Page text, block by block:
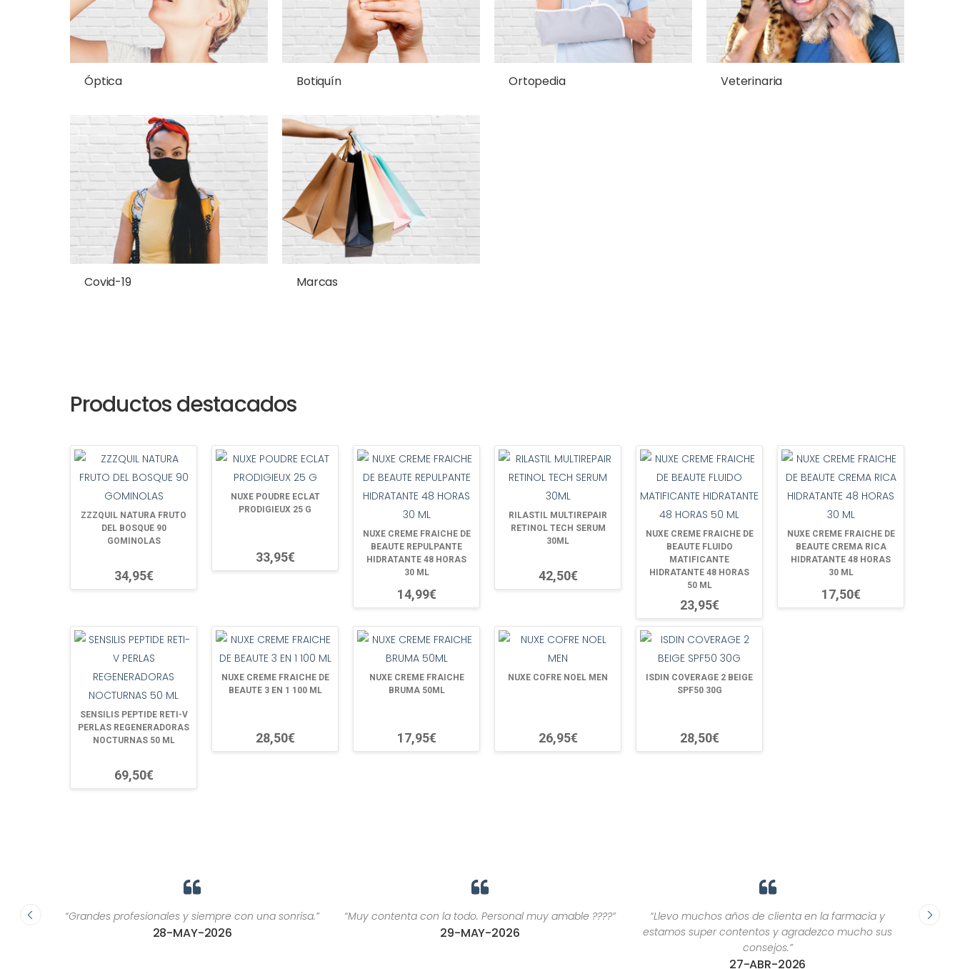
Óptica Botiquín Ortopedia Veterinaria
Covid-19 Marcas
Productos destacados
ZZZQUIL NATURA FRUTO
DEL BOSQUE 90
GOMINOLAS
34,95€
NUXE POUDRE ECLAT
PRODIGIEUX 25 G
33,95€
NUXE CREME FRAICHE DE
BEAUTE REPULPANTE
HIDRATANTE 48 HORAS
30 ML
14,99€
RILASTIL MULTIREPAIR
RETINOL TECH SERUM
30ML
42,50€
NUXE CREME FRAICHE DE
BEAUTE FLUIDO
MATIFICANTE
HIDRATANTE 48 HORAS
50 ML
23,95€
NUXE CREME FRAICHE DE
BEAUTE CREMA RICA
HIDRATANTE 48 HORAS
30 ML
17,50€
SENSILIS PEPTIDE RETI-V
PERLAS REGENERADORAS
NOCTURNAS 50 ML
69,50€
NUXE CREME FRAICHE DE
BEAUTE 3 EN 1 100 ML
28,50€
NUXE CREME FRAICHE
BRUMA 50ML
17,95€
NUXE COFRE NOEL MEN
26,95€
ISDIN COVERAGE 2 BEIGE
SPF50 30G
28,50€
son
“Grandes profesionales y siempre con una sonrisa.”
28-MAY-2026
“Muy contenta con la todo. Personal muy amable ????”
29-MAY-2026
“Llevo muchos años de clienta en la farmacia y
estamos super contentos y agradezco mucho sus
consejos.”
27-ABR-2026
“El